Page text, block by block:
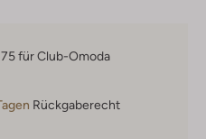
für Club-Omoda
Rückgaberecht